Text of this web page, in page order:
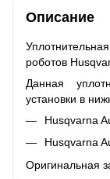
Описание
роботов
Данная
установки в
Husqvarna
Husqvarna
Оригинальная